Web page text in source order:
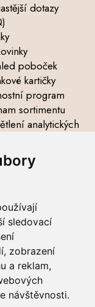
sledovací
zobrazení
a reklam,
návštěvnosti.
dotazy
poboček
kartičky
program
sortimentu
analytických